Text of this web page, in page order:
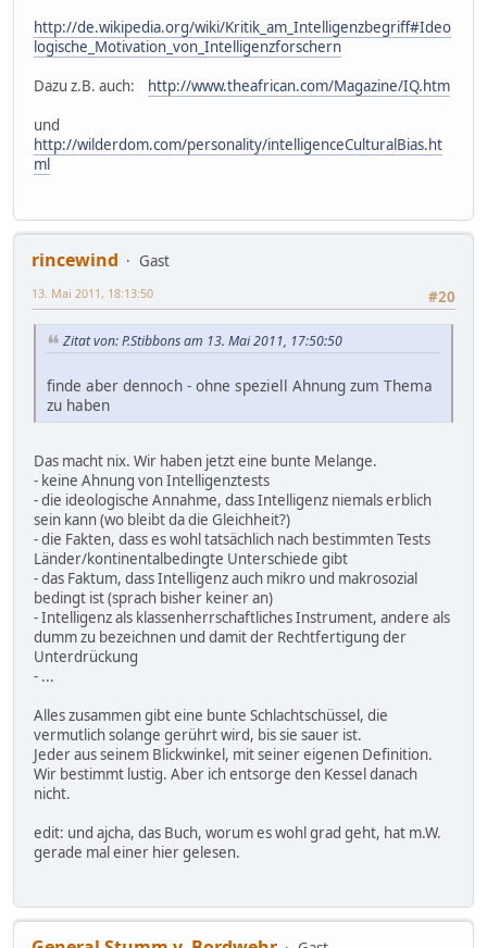
http://de.wikipedia.org/wiki/Kritik_am_Intelligenzbegriff#Ideo
logische_Motivation_von_Intelligenzforschern
Dazu z.B. auch:
http://www.theafrican.com/Magazine/IQ.htm
und
http://wilderdom.com/personality/intelligenceCulturalBias.ht
ml
rincewind
Gast
#20
13. Mai 2011, 18:13:50
Zitat von: P.Stibbons am 13. Mai 2011, 17:50:50
finde aber dennoch - ohne speziell Ahnung zum Thema
zu haben
Das macht nix. Wir haben jetzt eine bunte Melange.
- keine Ahnung von Intelligenztests
- die ideologische Annahme, dass Intelligenz niemals erblich
sein kann (wo bleibt da die Gleichheit?)
- die Fakten, dass es wohl tatsächlich nach bestimmten Tests
Länder/kontinentalbedingte Unterschiede gibt
- das Faktum, dass Intelligenz auch mikro und makrosozial
bedingt ist (sprach bisher keiner an)
- Intelligenz als klassenherrschaftliches Instrument, andere als
dumm zu bezeichnen und damit der Rechtfertigung der
Unterdrückung
- ...
Alles zusammen gibt eine bunte Schlachtschüssel, die
vermutlich solange gerührt wird, bis sie sauer ist.
Jeder aus seinem Blickwinkel, mit seiner eigenen Definition.
Wir bestimmt lustig. Aber ich entsorge den Kessel danach
nicht.
edit: und ajcha, das Buch, worum es wohl grad geht, hat m.W.
gerade mal einer hier gelesen.